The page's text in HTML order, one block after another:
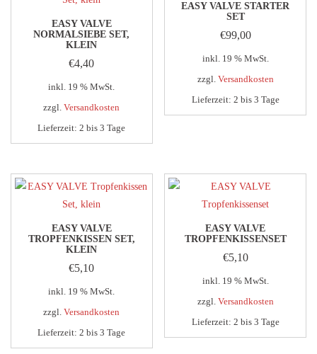
EASY VALVE
NORMALSIEBE SET,
KLEIN
€4,40
inkl. 19 % MwSt.
zzgl.Versandkosten
Lieferzeit:2 bis 3 Tage
EASY VALVE STARTER
SET
€99,00
inkl. 19 % MwSt.
zzgl. Versandkosten
Lieferzeit: 2 bis 3 Tage
EASY VALVE
TROPFENKISSEN SET,
KLEIN
€5,10
inkl. 19 % MwSt.
zzgl.Versandkosten
Lieferzeit:2 bis 3 Tage
EASY VALVE
TROPFENKISSENSET
€5,10
inkl. 19 % MwSt.
zzgl. Versandkosten
Lieferzeit: 2 bis 3 Tage